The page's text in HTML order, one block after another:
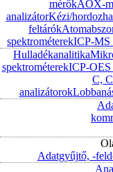
mérőkAOX-
analizátorKézi/
feltárók
spektrométerekICP-MS
Hulladékanalitika
spektrométerekICP-OES
C,
analizátorok
Adatgyűjtő, -